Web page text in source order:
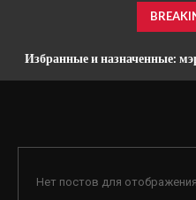
Избранные и назначенные:
Нет постов для отображения